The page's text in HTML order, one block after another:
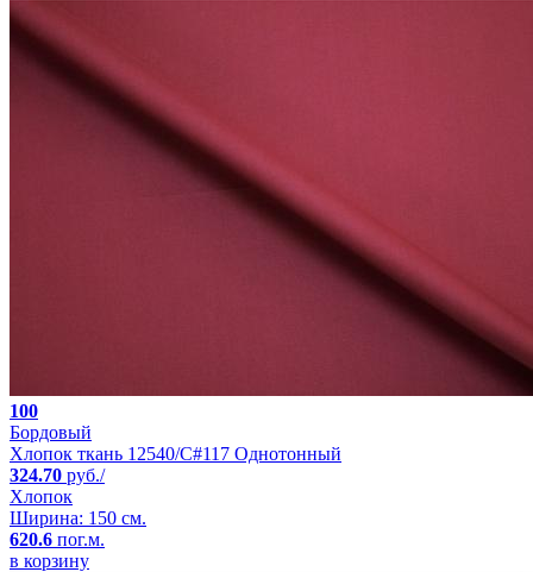
100
Бордовый
Хлопок ткань 12540/C#117 Однотонный
324.70 руб./
Хлопок
Ширина: 150 см.
620.6 пог.м.
в корзину